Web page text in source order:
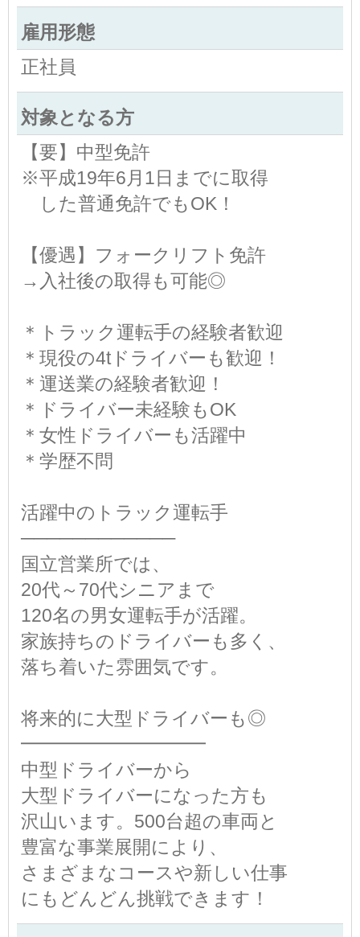
雇用形態
正社員
対象となる方
【要】中型免許
※平成19年6月1日までに取得
した普通免許でもOK！
【優遇】フォークリフト免許
→入社後の取得も可能◎
＊トラック運転手の経験者歓迎
＊現役の4tドライバーも歓迎！
＊運送業の経験者歓迎！
＊ドライバー未経験もOK
＊女性ドライバーも活躍中
＊学歴不問
活躍中のトラック運転手
────────────
国立営業所では、
20代～70代シニアまで
120名の男女運転手が活躍。
家族持ちのドライバーも多く、
落ち着いた雰囲気です。
将来的に大型ドライバーも◎
━━━━━━━━━━
中型ドライバーから
大型ドライバーになった方も
沢山います。500台超の車両と
豊富な事業展開により、
さまざまなコースや新しい仕事
にもどんどん挑戦できます！